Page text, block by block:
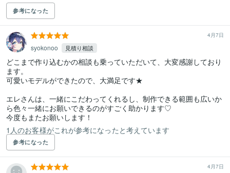
参考になった
4月7日
syokonoo 見積り相談
どこまで作り込むかの相談も乗っていただいて、大変感謝しており
ます。
可愛いモデルができたので、大満足です★
エレさんは、一緒にこだわってくれるし、制作できる範囲も広いか
ら色々一緒にお願いできるのがすごく助かります♡
今度もまたお願いします！
1人のお客様がこれが参考になったと考えています
参考になった
4月7日